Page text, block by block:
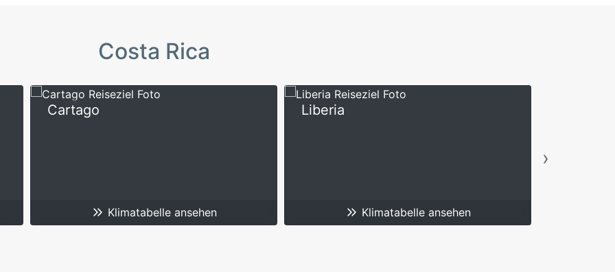
Costa Rica
Cartago
Klimatabelle ansehen
Liberia
Klimatabelle ansehen